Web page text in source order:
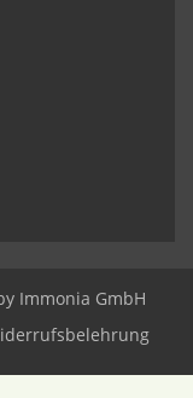
Immonia GmbH